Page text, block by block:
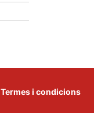
Termes i condicions